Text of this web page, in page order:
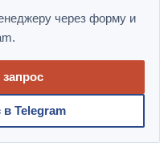
через форму и
Telegram